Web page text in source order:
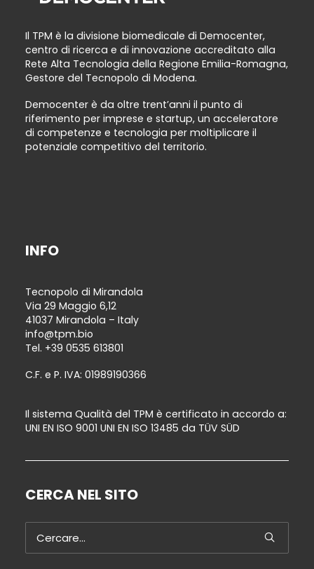
Il TPM è la divisione biomedicale di Democenter,
centro di ricerca e di innovazione accreditato alla
Rete Alta Tecnologia della Regione Emilia-Romagna,
Gestore del Tecnopolo di Modena.
Democenter è da oltre trent’anni il punto di
riferimento per imprese e startup, un acceleratore
di competenze e tecnologia per moltiplicare il
potenziale competitivo del territorio.
INFO
Tecnopolo di Mirandola
Via 29 Maggio 6,12
41037 Mirandola – Italy
info@tpm.bio
Tel. +39 0535 613801
C.F. e P. IVA: 01989190366
Il sistema Qualità del TPM è certificato in accordo a:
UNI EN ISO 9001 UNI EN ISO 13485 da TÜV SÜD
CERCA NEL SITO